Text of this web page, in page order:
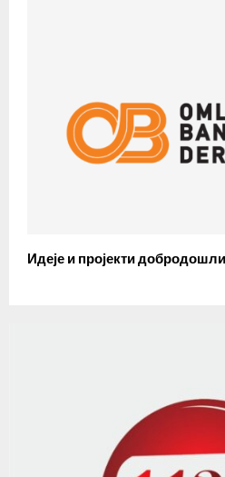
Идеје и пројекти